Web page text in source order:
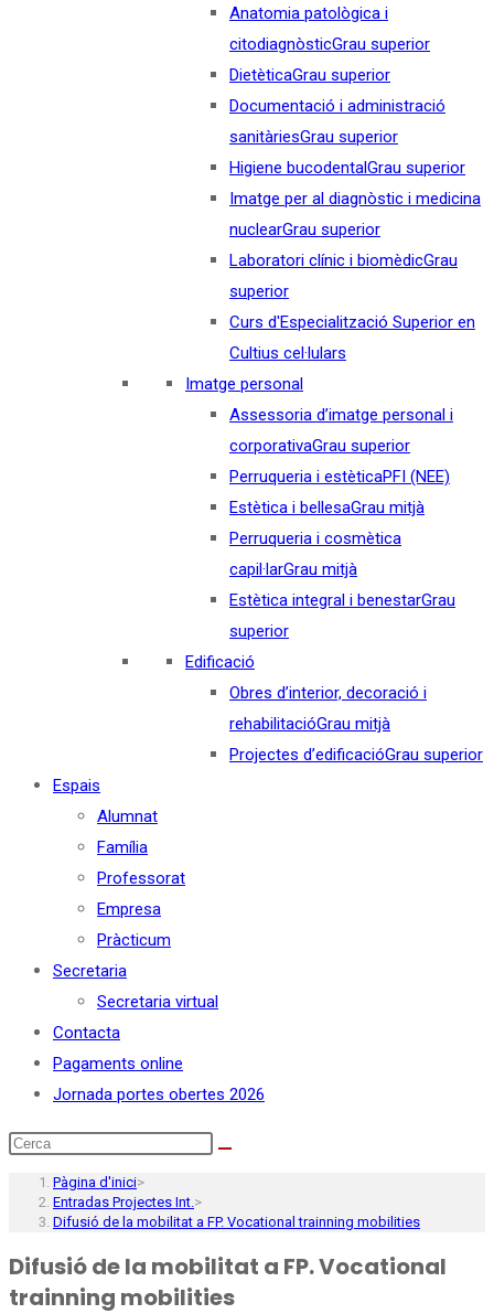
Anatomia patològica i
citodiagnòsticGrau superior
DietèticaGrau superior
Documentació i administració
sanitàriesGrau superior
Higiene bucodentalGrau superior
Imatge per al diagnòstic i medicina
nuclearGrau superior
Laboratori clínic i biomèdicGrau
superior
Curs d'Especialització Superior en
Cultius cel·lulars
Imatge personal
Assessoria d’imatge personal i
corporativaGrau superior
Perruqueria i estèticaPFI (NEE)
Estètica i bellesaGrau mitjà
Perruqueria i cosmètica
capil·larGrau mitjà
Estètica integral i benestarGrau
superior
Edificació
Obres d’interior, decoració i
rehabilitacióGrau mitjà
Projectes d’edificacióGrau superior
Espais
Alumnat
Família
Professorat
Empresa
Pràcticum
Secretaria
Secretaria virtual
Contacta
Pagaments online
Jornada portes obertes 2026
Pàgina d'inici>
Entradas Projectes Int.>
Difusió de la mobilitat a FP. Vocational trainning mobilities
Difusió de la mobilitat a FP. Vocational
trainning mobilities